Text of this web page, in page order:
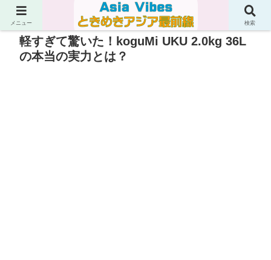
軽すぎて驚いた！koguMi UKU 2.0kg 36L
の本当の実力とは？
メニュー 検索